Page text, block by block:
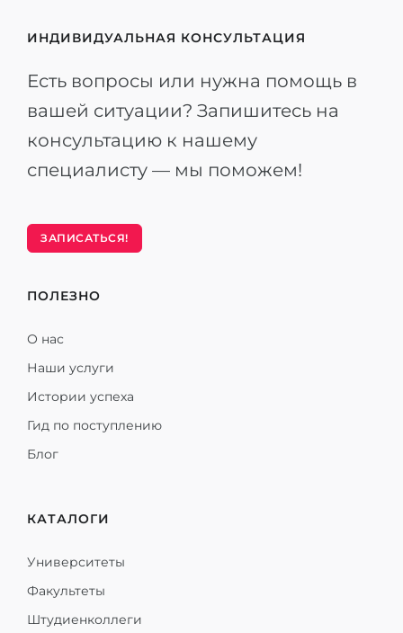
ИНДИВИДУАЛЬНАЯ КОНСУЛЬТАЦИЯ
Есть вопросы или нужна помощь в
вашей ситуации? Запишитесь на
консультацию к нашему
специалисту — мы поможем!
ЗАПИСАТЬСЯ!
ПОЛЕЗНО
О нас
Наши услуги
Истории успеха
Гид по поступлению
Блог
КАТАЛОГИ
Университеты
Факультеты
Штудиенколлеги